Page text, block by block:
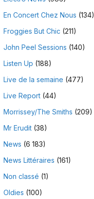
En Concert Chez Nous (134)
Froggies But Chic (211)
John Peel Sessions (140)
Listen Up (188)
Live de la semaine (477)
Live Report(44)
Morrissey/The Smiths (209)
Mr Erudit(38)
News (6 183)
News Littéraires (161)
Non classé (1)
Oldies (100)